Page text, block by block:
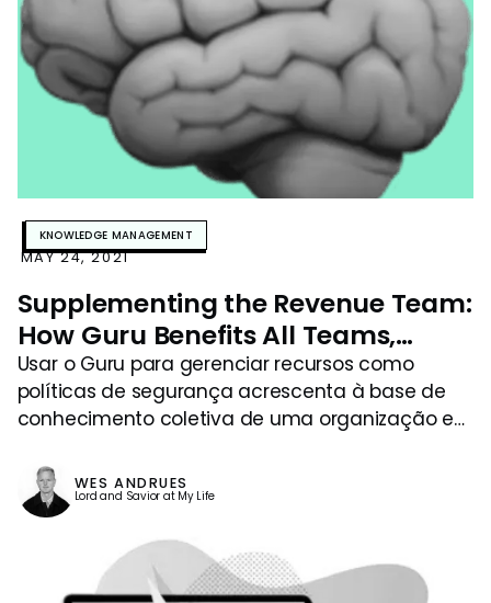
KNOWLEDGE MANAGEMENT
MAY 24, 2021
Supplementing the Revenue Team:
How Guru Benefits All Teams,
Including Security
Usar o Guru para gerenciar recursos como
políticas de segurança acrescenta à base de
conhecimento coletiva de uma organização e
valor aos clientes.
WES ANDRUES
Lord and Savior at My Life